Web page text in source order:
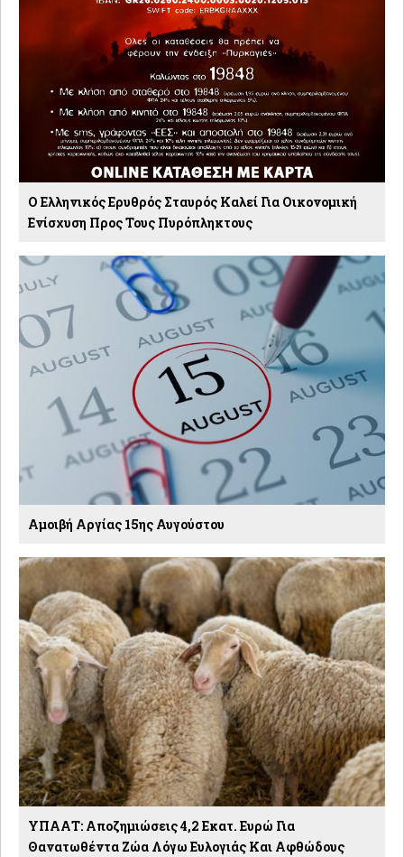
O Ελληνικός Ερυθρός Σταυρός Καλεί Για Οικονομική
Ενίσχυση Προς Τους Πυρόπληκτους
Αμοιβή Αργίας 15ης Αυγούστου
ΥΠΑΑΤ: Αποζημιώσεις 4,2 Εκατ. Ευρώ Για
Θανατωθέντα Ζώα Λόγω Ευλογιάς Και Αφθώδους